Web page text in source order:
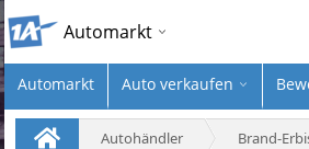
Automarkt
Automarkt Auto verkaufen
Autohändler Brand-